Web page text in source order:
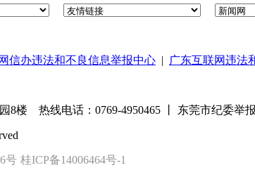
信办违法和不良信息举报中心 | 广东互联网违法
8楼 热线电话：0769-4950465 丨 东莞市纪委举报
号 桂ICP备14006464号-1